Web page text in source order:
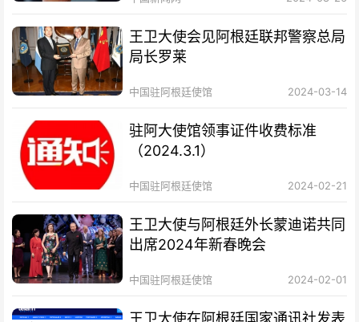
王卫大使会见阿根廷联邦警察总局
局长罗莱
中国驻阿根廷使馆 2024-03-14
驻阿大使馆领事证件收费标准
（2024.3.1）
中国驻阿根廷使馆 2024-02-21
王卫大使与阿根廷外长蒙迪诺共同
出席2024年新春晚会
中国驻阿根廷使馆 2024-02-01
王卫大使在阿根廷国家通讯社发表